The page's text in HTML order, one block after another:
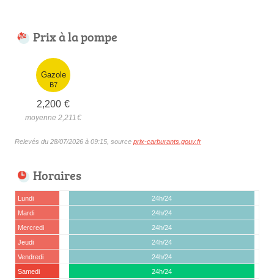
Prix à la pompe
Gazole
B7
2,200 €
moyenne 2,211 €
Relevés du 28/07/2026 à 09:15, source prix-carburants.gouv.fr
Horaires
Lundi
24h/24
Mardi
24h/24
Mercredi
24h/24
Jeudi
24h/24
Vendredi
24h/24
Samedi
24h/24